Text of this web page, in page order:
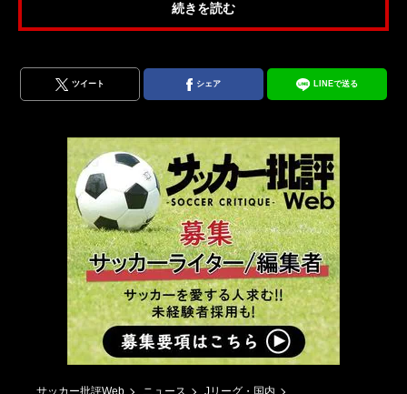
続きを読む
ツイート シェア LINEで送る
サッカー批評Web ニュース
Jリーグ・国内